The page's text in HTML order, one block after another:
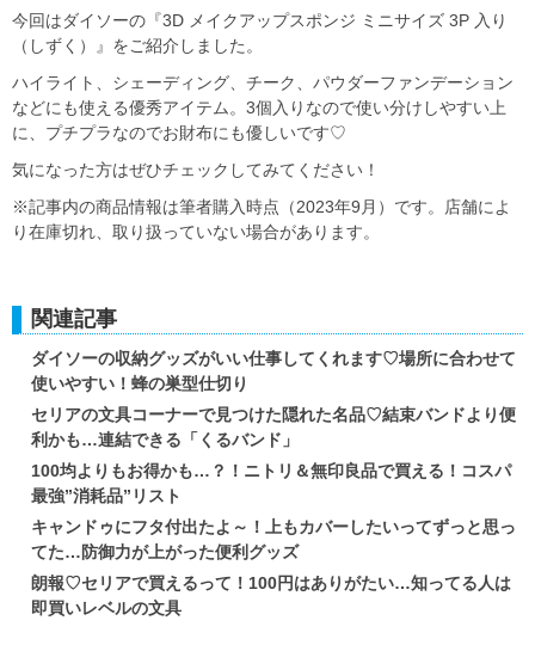
今回はダイソーの『3D メイクアップスポンジ ミニサイズ 3P 入り
（しずく）』をご紹介しました。
ハイライト、シェーディング、チーク、パウダーファンデーション
などにも使える優秀アイテム。3個入りなので使い分けしやすい上
に、プチプラなのでお財布にも優しいです♡
気になった方はぜひチェックしてみてください！
※記事内の商品情報は筆者購入時点（2023年9月）です。店舗によ
り在庫切れ、取り扱っていない場合があります。
関連記事
ダイソーの収納グッズがいい仕事してくれます♡場所に合わせて
使いやすい！蜂の巣型仕切り
セリアの文具コーナーで見つけた隠れた名品♡結束バンドより便
利かも…連結できる「くるバンド」
100均よりもお得かも…？！ニトリ＆無印良品で買える！コスパ
最強”消耗品”リスト
キャンドゥにフタ付出たよ～！上もカバーしたいってずっと思っ
てた…防御力が上がった便利グッズ
朗報♡セリアで買えるって！100円はありがたい…知ってる人は
即買いレベルの文具